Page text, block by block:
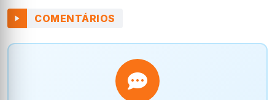
COMENTÁRIOS